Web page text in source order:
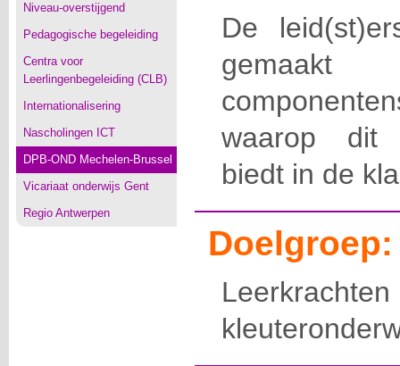
Niveau-overstijgend
Pedagogische begeleiding
Centra voor
Leerlingenbegeleiding (CLB)
Internationalisering
Nascholingen ICT
DPB-OND Mechelen-Brussel
Vicariaat onderwijs Gent
Regio Antwerpen
De
waarop dit
biedt in de
Doelgroep: